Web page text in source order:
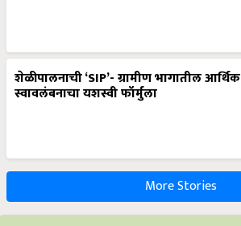
शेळीपालनाची ‘SIP’- ग्रामीण भागातील आर्थिक
स्वावलंबनाचा यशस्वी फॉर्मुला
More Stories